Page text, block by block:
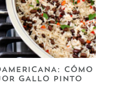
CÓMO
GALLO PINTO